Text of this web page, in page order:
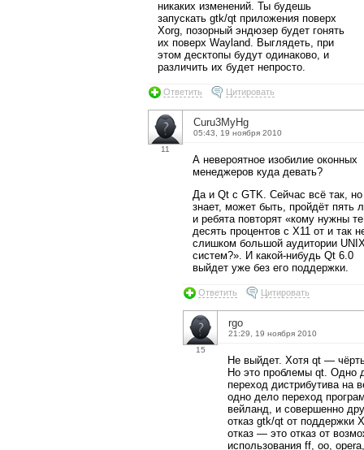
никаких изменений. Ты будешь
запускать gtk/qt приложения поверх
Xorg, позорный эндюзер будет гонять
их поверх Wayland. Выглядеть, при
этом десктопы будут одинаково, и
различить их будет непросто.
Ответить Цитировать
11
Curu3MyHg
05:43, 19 ноября 2010
А невероятное изобилие оконных
менеджеров куда девать?
Да и Qt с GTK. Сейчас всё так, но
знает, может быть, пройдёт пять
и ребята повторят «кому нужны те
десять процентов с X11 от и так
слишком большой аудитории
систем?». И какой-нибудь Qt 6.0
выйдет уже без его поддержки.
Ответить Цитировать
15
rgo
21:29, 19 ноября 2010
Не выйдет. Хотя qt —
Но это проблемы qt. Одно
переход дистрибутива на
одно дело переход
вейланд, и совершенно
отказ gtk/qt от поддержки
отказ — это отказ от
использования ff, oo,